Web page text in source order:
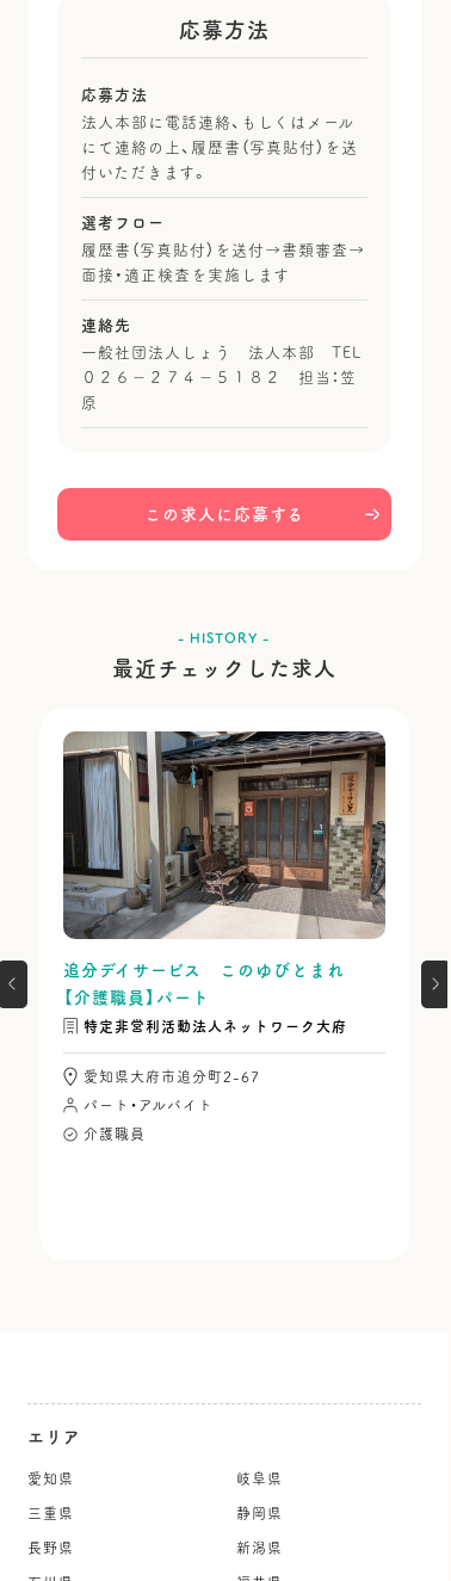
応募方法
応募方法
法人本部に電話連絡、もしくはメール
にて連絡の上、履歴書（写真貼付）を送
付いただきます。
選考フロー
履歴書（写真貼付）を送付→書類審査→
面接・適正検査を実施します
連絡先
一般社団法人しょう 法人本部 TEL
０２６−２７４−５１８２ 担当：笠
原
この求人に応募する
- HISTORY -
最近チェックした求人
追分デイサービス このゆびとまれ
【介護職員】パート
特定非営利活動法人ネットワーク大府
愛知県大府市追分町2-67
パート・アルバイト
介護職員
エリア
愛知県 岐阜県
三重県 静岡県
長野県 新潟県